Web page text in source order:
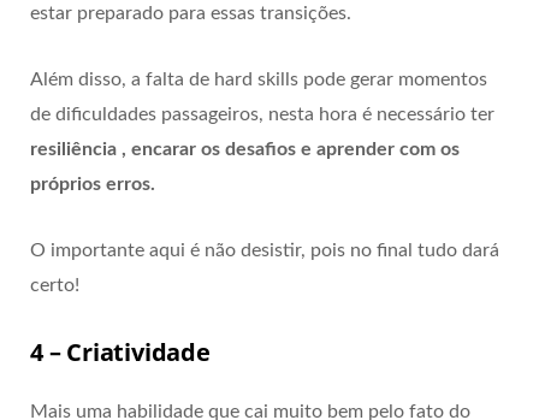
estar preparado para essas transições.
Além disso, a falta de hard skills pode gerar momentos
de dificuldades passageiros, nesta hora é necessário ter
resiliência , encarar os desafios e aprender com os
próprios erros.
O importante aqui é não desistir, pois no final tudo dará
certo!
4 – Criatividade
Mais uma habilidade que cai muito bem pelo fato do